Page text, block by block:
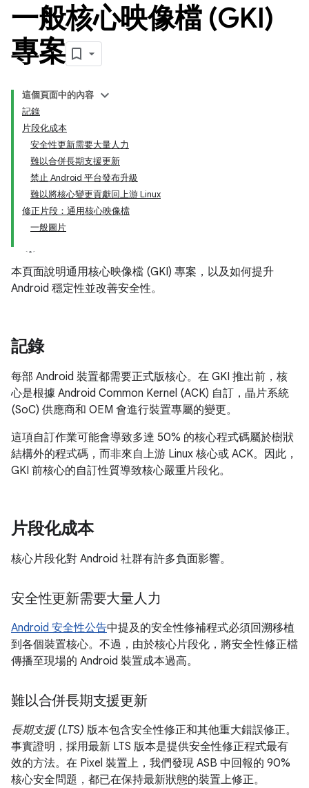
一般核心映像檔 (GKI)
專案
這個頁面中的內容
記錄
片段化成本
安全性更新需要大量人力
難以合併長期支援更新
禁止 Android 平台發布升級
難以將核心變更貢獻回上游 Linux
修正片段：通用核心映像檔
一般圖片
本頁面說明通用核心映像檔 (GKI) 專案，以及如何提升
Android 穩定性並改善安全性。
記錄
每部 Android 裝置都需要正式版核心。在 GKI 推出前，核
心是根據 Android Common Kernel (ACK) 自訂，晶片系統
(SoC) 供應商和 OEM 會進行裝置專屬的變更。
這項自訂作業可能會導致多達 50% 的核心程式碼屬於樹狀
結構外的程式碼，而非來自上游 Linux 核心或 ACK。因此，
GKI 前核心的自訂性質導致核心嚴重片段化。
片段化成本
核心片段化對 Android 社群有許多負面影響。
安全性更新需要大量人力
Android 安全性公告中提及的安全性修補程式必須回溯移植
到各個裝置核心。不過，由於核心片段化，將安全性修正檔
傳播至現場的 Android 裝置成本過高。
難以合併長期支援更新
長期支援 (LTS) 版本包含安全性修正和其他重大錯誤修正。
事實證明，採用最新 LTS 版本是提供安全性修正程式最有
效的方法。在 Pixel 裝置上，我們發現 ASB 中回報的 90%
核心安全問題，都已在保持最新狀態的裝置上修正。